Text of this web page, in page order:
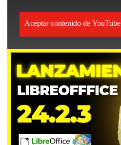
Aceptar contenido de YouTube